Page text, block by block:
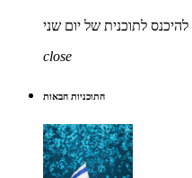
close
התוכניות הבאות